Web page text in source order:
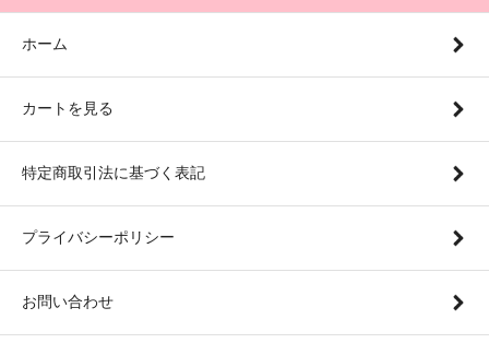
ホーム
カートを見る
特定商取引法に基づく表記
プライバシーポリシー
お問い合わせ